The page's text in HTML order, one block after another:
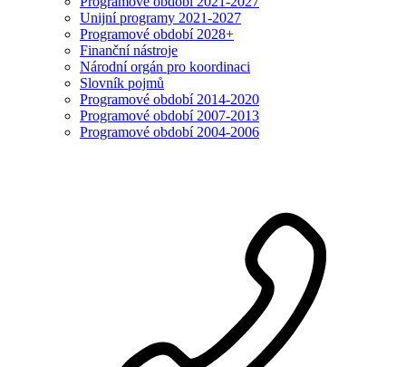
Unijní programy 2021-2027
Programové období 2028+
Finanční nástroje
Národní orgán pro koordinaci
Slovník pojmů
Programové období 2014-2020
Programové období 2007-2013
Programové období 2004-2006